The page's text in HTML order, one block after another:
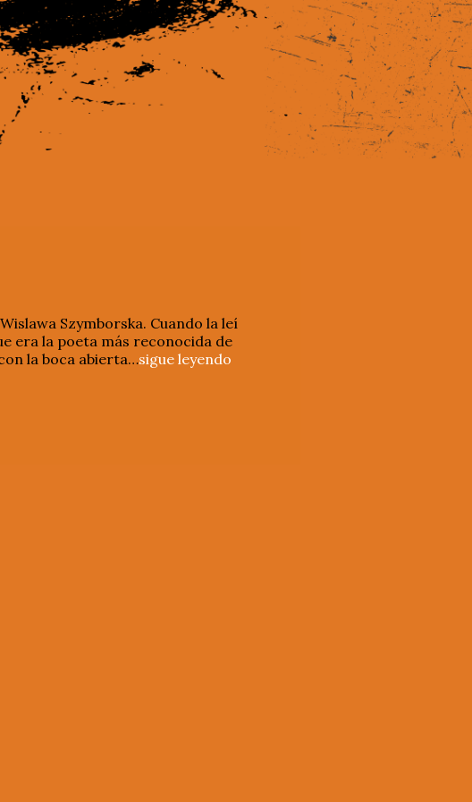
Szymborska. Cuando la leí
era la poeta más reconocida de
la boca abierta…sigue leyendo